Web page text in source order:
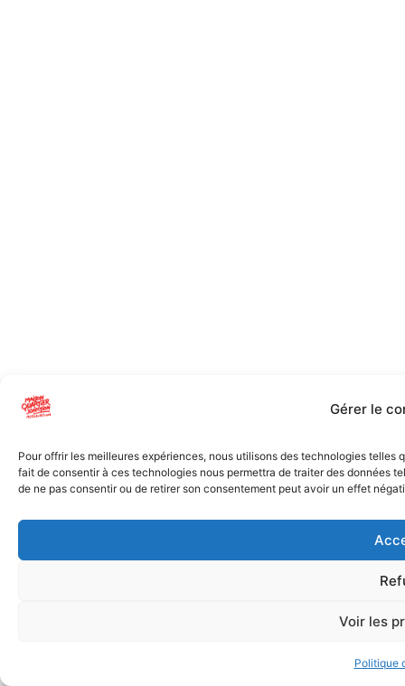
Gérer le
Pour offrir les meilleures expériences, nous utilisons des technologies
fait de consentir à ces technologies nous permettra de traiter des données
de ne pas consentir ou de retirer son consentement peut avoir un effet
Voir les
Politique